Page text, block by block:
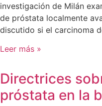
investigación de Milán
de próstata localmente
discutido si el carcinoma
Leer más »
Directrices
próstata en la